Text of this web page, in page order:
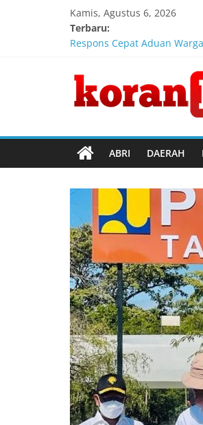
Kamis, Agustus 6, 2026
Terbaru:
Respons Cepat Aduan
Marak Kecelakaan Kapal,
Di Forum Internasional
Jokowi Tetap Disambut
Koran
Detak
Menembus
Batas
Waktu
ABRI DAERAH